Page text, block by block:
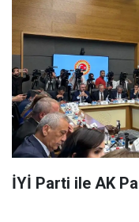
İYİ Parti ile AK